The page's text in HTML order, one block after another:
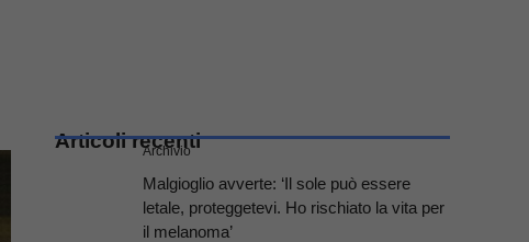
Articoli recenti
Archivio
Malgioglio avverte: ‘Il sole può essere
letale, proteggetevi. Ho rischiato la vita per
il melanoma’